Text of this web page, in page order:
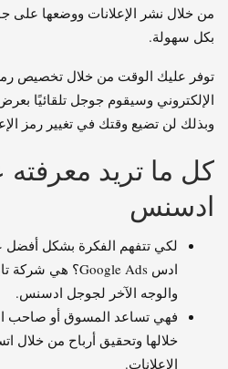
من خلال نشر الإعلانات ووضعها على
بكل سهولة.
توفر عليك الوقت من خلال تخصيص
الإلكتروني وسيقوم جوجل تلقائيًا
وبذلك لن تضيع وقتك في تغيير رمز
كل ما تريد
ادسنس
لكي تتفهم الفكرة بشكل
ادس Google Ads؟ هي شركة تابعة لجوجل،
والوجه الآخر لجوجل ادسنس.
فهي تساعد المسوق أو صاحب
خلالها وتحقيق أرباح من خلال
الإعلانات.